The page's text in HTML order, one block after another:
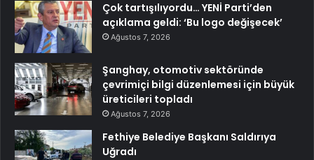
Çok tartışılıyordu… YENİ Parti’den
açıklama geldi: ‘Bu logo değişecek’
Ağustos 7, 2026
Şanghay, otomotiv sektöründe
çevrimiçi bilgi düzenlemesi için büyük
üreticileri topladı
Ağustos 7, 2026
Fethiye Belediye Başkanı Saldırıya
Uğradı